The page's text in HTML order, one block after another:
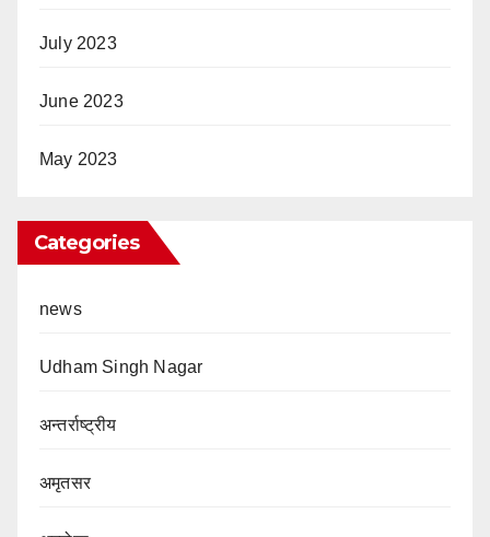
July 2023
June 2023
May 2023
Categories
news
Udham Singh Nagar
अन्तर्राष्ट्रीय
अमृतसर